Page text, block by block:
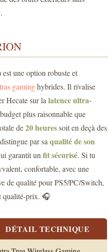
une option robuste et
gaminghybrides. Il rivalise
Hecate sur la latence ultra-
plus raisonnable que
de20 heuressoit en deçà des
par sa qualité de son
garantit un fit sécurisé. Si tu
confortable, avec une
de qualité pour PS5/PC/Switch,
qualité-prix. 🎧
DÉTAIL TECHNIQUE